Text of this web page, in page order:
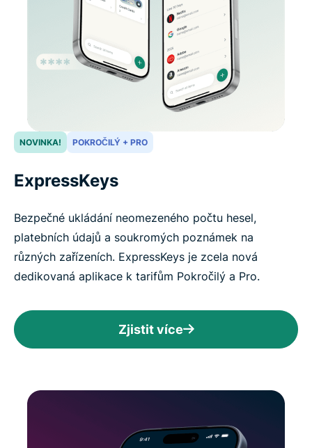
NOVINKA! POKROČILÝ + PRO
ExpressKeys
Bezpečné ukládání neomezeného počtu hesel,
platebních údajů a soukromých poznámek na
různých zařízeních. ExpressKeys je zcela nová
dedikovaná aplikace k tarifům Pokročilý a Pro.
Zjistit více